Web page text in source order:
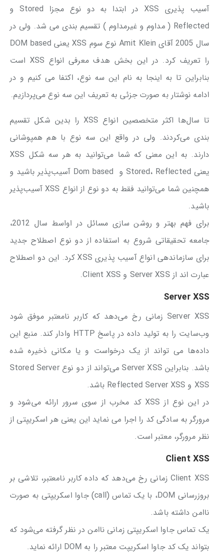
آسیب پذیری XSS در ابتدا به دو نوع مجزا Stored و
Reflected ( مداوم و غیرمداوم ) تقسیم بندی می شد. ولی در
سال 2005 آقای Amit Klein نوع سوم XSS یعنی DOM based
را تعریف کرد. در این بخش هدف معرفی انواع XSS است
بنابراین تا به اینجا به نام این سه نوع، اکتفا می کنیم و در
ادامه نوشتار به صورت جزئی به تعریف این سه نوع می‌پردازیم.
تا سال‌ها اکثر متخصصین انواع XSS را بدین شکل تقسیم
بندی می‌کردند. ولی در واقع این سه نوع با هم همپوشانی
دارند. به این معنی که شما می‌توانید به هر سه شکل XSS
یعنی Stored، Reflected و Dom based آسیب‌پذیر باشید و
همچنین شما می‌توانید فقط به دو نوع از انواع XSS آسیب‌پذیر
باشید.
برای فهم بهتر و روشن سازی مسائل در اواسط سال 2012،
جامعه تحقیقاتی شروع به استفاده از دو نوع اصطلاح جدید
برای سازماندهی انواع آسیب پذیری XSS کرد. این دو اصطلاح
عبارت اند از Server XSS و Client XSS.
Server XSS
Server XSS زمانی رخ می‌دهد که کاربر نامعتبر موفق شود
وب‌سایت را به تولید داده در پاسخ HTTP وادار کند. منبع این
داده‌ها می تواند از یک درخواست و یا مکانی ذخیره شده
باشد. بنابراین Server XSS می‌تواند از دو نوع Stored Server
XSS و Reflected Server XSS باشد.
در این نوع از XSS کد مخرب از سوی سرور ارائه می‌شود و
مرورگر به سادگی کد را اجرا می نماید این یعنی هر اسکریپتی از
نظر مرورگر، معتبر است.
Client XSS
Client XSS زمانی رخ می‌دهد که داده کاربر نامعتبر، تلاشی بر
بروزرسانی DOM، با یک تماس (call) جاوا اسکریپتی به صورت
ناامن داشته باشد.
یک تماس جاوا اسکریپتی زمانی ناامن در نظر گرفته می‌شود که
بتواند یک کد جاوا اسکریپت معتبر را به DOM ارائه نماید.